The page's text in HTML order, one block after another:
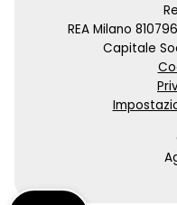
REA Milano
Capitale